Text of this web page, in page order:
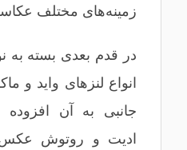
زمینه‌های مختلف
در قدم بعدی بسته به
انواع لنزهای واید و
جانبی به آن
ادیت و روتوش عکس